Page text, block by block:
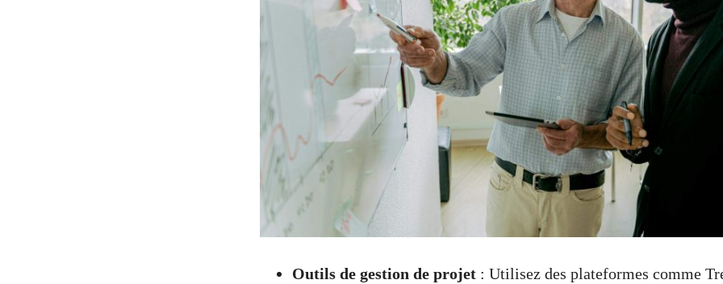
Outils de gestion de projet : Utilisez des plateformes comme